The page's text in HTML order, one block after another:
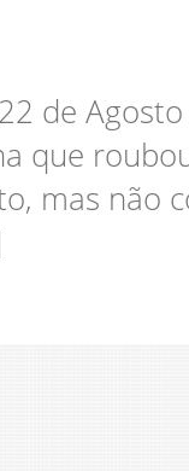
de
que
mas não